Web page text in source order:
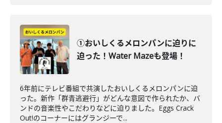
①おいしくるメロンパンに迫りに
迫った！Water Mazeも登場！
6年前にテレビ番組で共演したおいしくるメロンパンに迫
った。新作「群青逃避行」がどんな意図で作られたか、バ
ンドの音楽性やこだわりなどに迫りました。Eggs Crack
Out!のコーナーにはグランジーで...